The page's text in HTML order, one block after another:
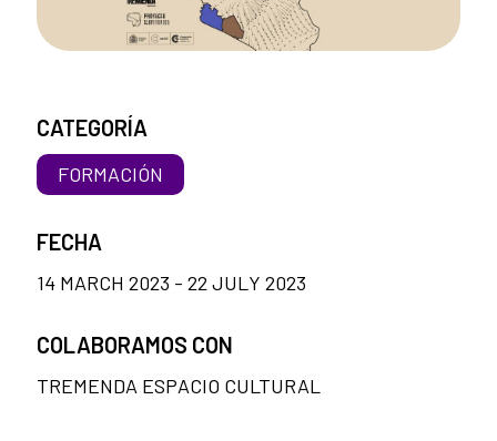
CATEGORÍA
FORMACIÓN
FECHA
14 MARCH 2023 - 22 JULY 2023
COLABORAMOS CON
TREMENDA ESPACIO CULTURAL